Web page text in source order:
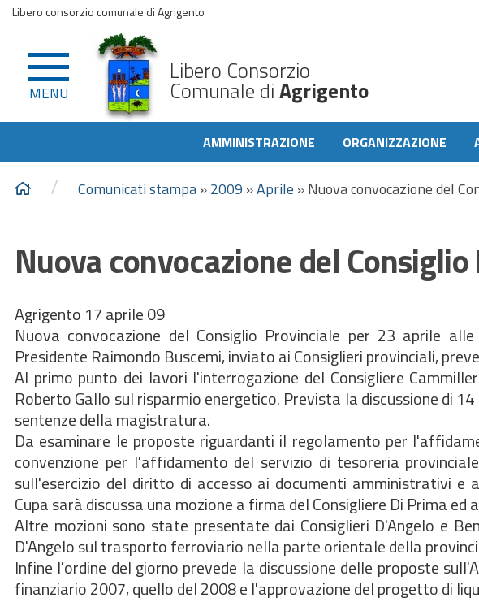
Libero consorzio comunale di Agrigento
MENU
Libero Consorzio
Comunale diAgrigento
AMMINISTRAZIONE ORGANIZZAZIONE
/ Comunicati stampa»2009 »Aprile »Nuova convocazione del
Nuova convocazione del
Agrigento 17 aprile 09
Nuova convocazione del Consiglio Provinciale per 23 aprile
Presidente Raimondo Buscemi, inviato ai Consiglieri provinciali,
Al primo punto dei lavori l'interrogazione del Consigliere
Roberto Gallo sul risparmio energetico. Prevista la discussione di
sentenze della magistratura.
Da esaminare le proposte riguardanti il regolamento per
convenzione per l'affidamento del servizio di tesoreria
sull'esercizio del diritto di accesso ai documenti amministrativi e
Cupa sarà discussa una mozione a firma del Consigliere Di Prima ed
Altre mozioni sono state presentate dai Consiglieri D'Angelo e
D'Angelo sul trasporto ferroviario nella parte orientale della
Infine l'ordine del giorno prevede la discussione delle proposte
finanziario 2007, quello del 2008 e l'approvazione del progetto di